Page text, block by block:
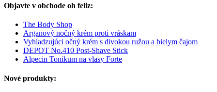
Objavte v obchode oh feliz:
The Body Shop
Arganový nočný krém proti vráskam
Vyhladzujúci očný krém s divokou ružou a bielym čajom
DEPOT No.410 Post-Shave Stick
Alpecin Tonikum na vlasy Forte
Nové produkty: